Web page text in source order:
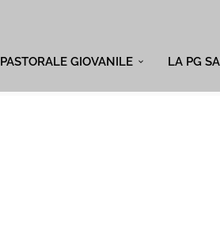
PASTORALE GIOVANILE LA PG